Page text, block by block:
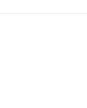
ETF]